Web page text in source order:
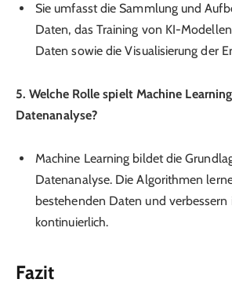
Sie umfasst die Sammlung und
Daten, das Training von KI-
Daten sowie die Visualisierung der
5. Welche Rolle spielt Machine
Datenanalyse?
Machine Learning bildet die
Datenanalyse. Die Algorithmen
bestehenden Daten und verbessern
kontinuierlich.
Fazit